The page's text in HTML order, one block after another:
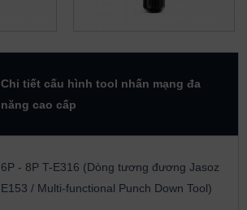
Chi tiết cấu hình tool nhấn mạng đa
năng cao cấp
6P - 8P T-E316 (Dòng tương đương Jasoz
E153 / Multi-functional Punch Down Tool)